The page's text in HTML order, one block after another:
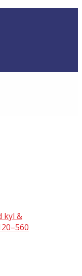
kyl &